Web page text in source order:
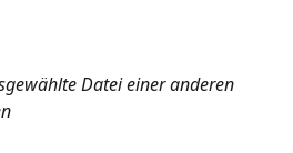
Datei einer anderen